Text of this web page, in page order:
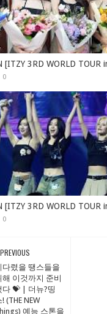
[ITZY 3RD WORLD TOUR
0
[ITZY 3RD WORLD TOUR
0
PREVIOUS
다렸을 땡스들을
해 이것까지 준비
다 💝 | 더뉴?띵
! (THE NEW
예능 스톤을